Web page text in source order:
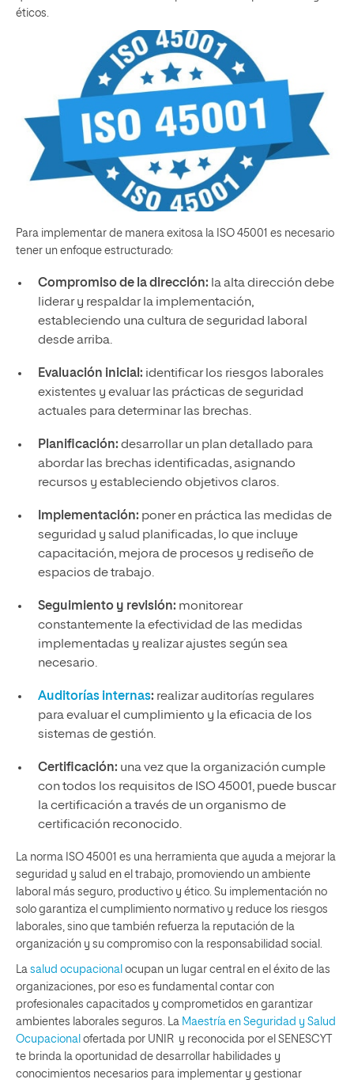
éticos.
Para implementar de manera exitosa la ISO 45001 es necesario
tener un enfoque estructurado:
Compromiso de la dirección: la alta dirección debe
liderar y respaldar la implementación,
estableciendo una cultura de seguridad laboral
desde arriba.
Evaluación inicial: identificar los riesgos laborales
existentes y evaluar las prácticas de seguridad
actuales para determinar las brechas.
Planificación: desarrollar un plan detallado para
abordar las brechas identificadas, asignando
recursos y estableciendo objetivos claros.
Implementación: poner en práctica las medidas de
seguridad y salud planificadas, lo que incluye
capacitación, mejora de procesos y rediseño de
espacios de trabajo.
Seguimiento y revisión: monitorear
constantemente la efectividad de las medidas
implementadas y realizar ajustes según sea
necesario.
Auditorías internas: realizar auditorías regulares
para evaluar el cumplimiento y la eficacia de los
sistemas de gestión.
Certificación: una vez que la organización cumple
con todos los requisitos de ISO 45001, puede buscar
la certificación a través de un organismo de
certificación reconocido.
La norma ISO 45001 es una herramienta que ayuda a mejorar la
seguridad y salud en el trabajo, promoviendo un ambiente
laboral más seguro, productivo y ético. Su implementación no
solo garantiza el cumplimiento normativo y reduce los riesgos
laborales, sino que también refuerza la reputación de la
organización y su compromiso con la responsabilidad social.
La salud ocupacional ocupan un lugar central en el éxito de las
organizaciones, por eso es fundamental contar con
profesionales capacitados y comprometidos en garantizar
ambientes laborales seguros. La Maestría en Seguridad y Salud
Ocupacional ofertada por UNIR y reconocida por el SENESCYT
te brinda la oportunidad de desarrollar habilidades y
conocimientos necesarios para implementar y gestionar